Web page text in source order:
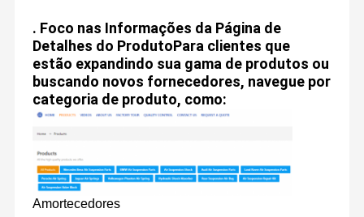
. Foco nas Informações da Página de
Detalhes do ProdutoPara clientes que
estão expandindo sua gama de produtos ou
buscando novos fornecedores, navegue por
categoria de produto, como:
Amortecedores